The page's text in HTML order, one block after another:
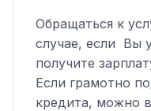
Обращаться к
случае, если Вы
получите
Если грамотно
кредита, можно